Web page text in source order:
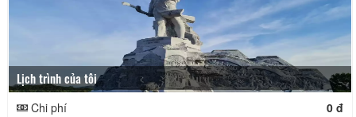
Lịch trình của tôi
Chi phí
0 đ